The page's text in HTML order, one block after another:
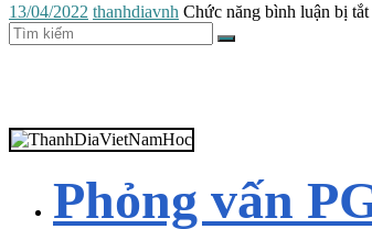
13/04/2022 thanhdiavnh Chức năng bình luận bị tắt
Phỏng vấn